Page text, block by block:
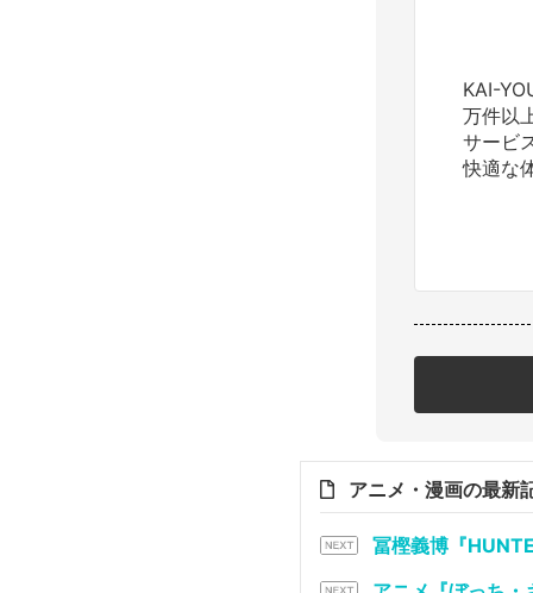
KAI-
万件以
サービ
快適な
アニメ・漫画の最新
冨樫義博『